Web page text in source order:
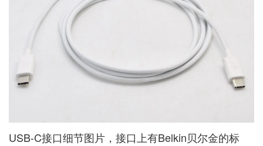
USB-C接口细节图片，接口上有Belkin贝尔金的标